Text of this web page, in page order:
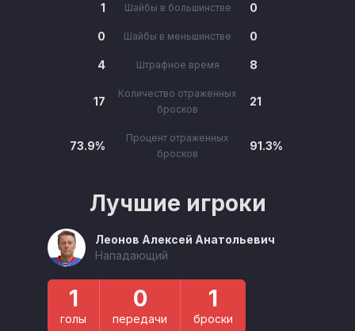
1 Шайбы в большинстве 0
0 Шайбы в меньшинстве 0
4 Штрафное время 8
17
Количество отраженных
бросков
21
73.9%
Процент отраженных
бросков
91.3%
Лучшие игроки
Леонов Алексей Анатольевич
Нападающий
1
голы
0
передачи
1
броски